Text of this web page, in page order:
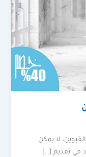
لا يمكن
في تقديم […]